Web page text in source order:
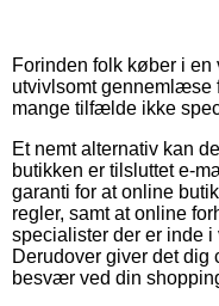
Forinden folk køber i en
utvivlsomt gennemlæse
mange tilfælde ikke
Et nemt alternativ kan
butikken er tilsluttet e-
garanti for at online
regler, samt at online
specialister der er inde
Derudover giver det dig
besvær ved din